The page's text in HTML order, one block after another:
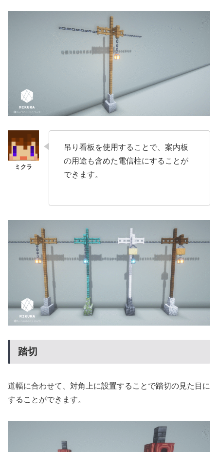
吊り看板を使用することで、案内板
の用途も含めた電信柱にすることが
できます。
踏切
道幅に合わせて、対角上に設置することで踏切の見た目に
することができます。